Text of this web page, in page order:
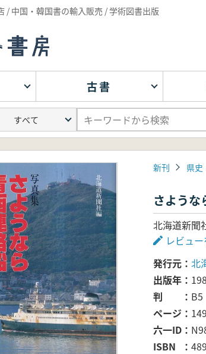
/ 中国・韓国書の輸入販売 / 学術図書出版
古書
新刊 県史
さような
北海道新
レビュー
発行元
北
出版年
判
B5
ページ
149
六一ID
ISBN